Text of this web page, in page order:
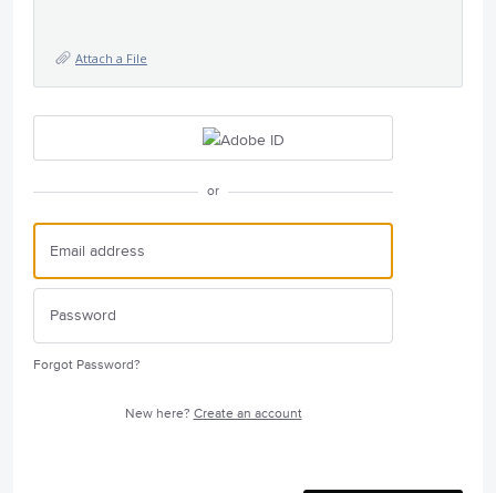
Attach a File
or
Forgot Password?
New here? Create an account